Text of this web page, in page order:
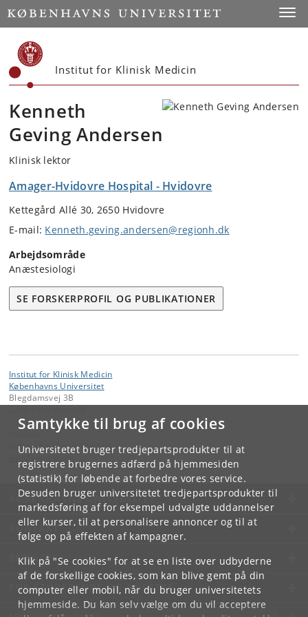
Samtykke til brug af cookies
Universitetet bruger tredjepartsprodukter til at
registrere brugernes adfærd på hjemmesiden
(statistik) for løbende at forbedre vores service.
Desuden bruger universitetet tredjepartsprodukter til
markedsføring af for eksempel udvalgte uddannelser
eller kurser, til at personalisere annoncer og til at
følge op på effekten af kampagner.
Klik på "Se cookies" for at se en liste over udbyderne
af de forskellige cookies, som kan blive gemt på din
computer eller mobil, når du bruger universitetets
hjemmeside. Du kan selv vælge om du vil acceptere
Start
Institut for Klinisk Medicin
Kenneth
Geving Andersen
Klinisk lektor
Amager-Hvidovre Hospital - Hvidovre
Kettegård Allé 30, 2650 Hvidovre
E-mail: Kenneth.geving.andersen@regionh.dk
Arbejdsområde
Anæstesiologi
SE FORSKERPROFIL OG PUBLIKATIONER
Institut for Klinisk Medicin
Københavns Universitet
Blegdamsvej 3B
Institut for Klinisk Medicin
KØBENHAVNS UNIVERSITET
KONTAKT
SERVICES
FOR STUDERENDE OG ANSATTE